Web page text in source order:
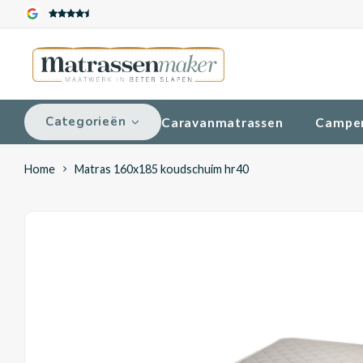
Categorieën Caravanmatrassen
Home Matras 160x185 koudschuim hr40